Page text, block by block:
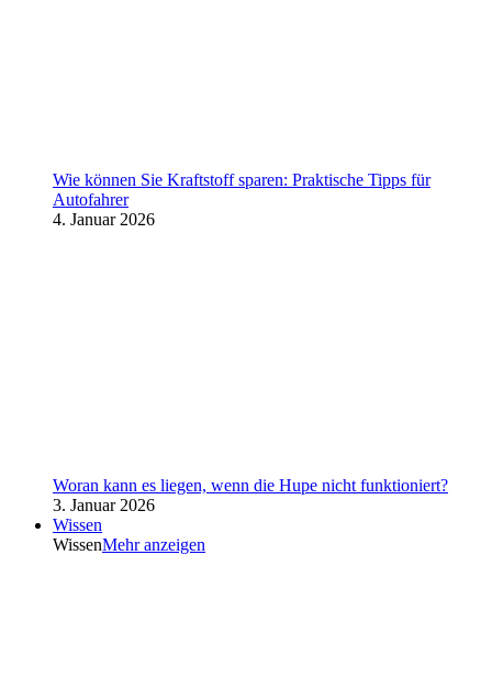
Wie können Sie Kraftstoff sparen: Praktische Tipps für
Autofahrer
4. Januar 2026
Woran kann es liegen, wenn die Hupe nicht funktioniert?
3. Januar 2026
Wissen
WissenMehr anzeigen